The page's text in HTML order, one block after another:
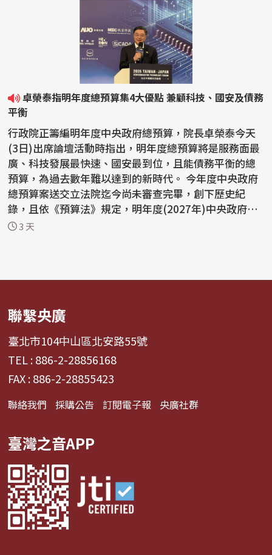
卓榮泰指明年度總預算集4大優點 兼顧科技、國安及債務
平衡
行政院正籌編明年度中央政府總預算，院長卓榮泰今天
(3日)出席論壇活動時指出，明年度總預算將是服務面最
廣、科技發展最快速、國安最到位，且能債務平衡的總
預算，為過去數年難以達到的新時代。 今年度中央政府
總預算案送交立法院迄今尚未審查完畢，創下歷史紀
錄，且依《預算法》規定，明年度(2027年)中央政府總
預算案...
3 天
聯繫央廣
臺北市104中山區北安路55號
TEL : 886-2-28856168
FAX : 886-2-28855423
聯絡我們 採購公告 訂閱電子報 央廣社群
臺灣之音APP